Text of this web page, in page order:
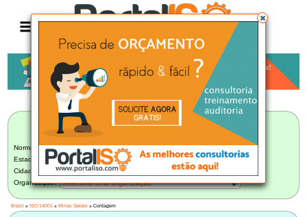
LISTA BRASILEIRA DE CONSULTORIAS
Norma:
ISO 14001
Estado:
Minas Gerais (42)
Cidade:
Contagem/MG (2)
Organização:
Selecione uma Organização
Brasil »ISO 14001 »Minas Gerais » Contagem